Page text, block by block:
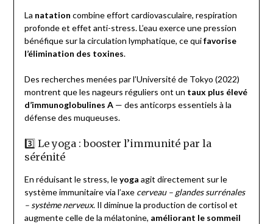
La natation combine effort cardiovasculaire, respiration
profonde et effet anti-stress. L’eau exerce une pression
bénéfique sur la circulation lymphatique, ce quifavorise
l’élimination des toxines.
Des recherches menées par l’Université de Tokyo (2022)
montrent que les nageurs réguliers ont un taux plus élevé
d’immunoglobulines A— des anticorps essentiels à la
défense des muqueuses.
3️⃣ Le yoga : booster l’immunité par la
sérénité
En réduisant le stress, leyoga agit directement sur le
système immunitaire via l’axe cerveau – glandes surrénales
– système nerveux. Il diminue la production de cortisol et
augmente celle de la mélatonine, améliorant le sommeil